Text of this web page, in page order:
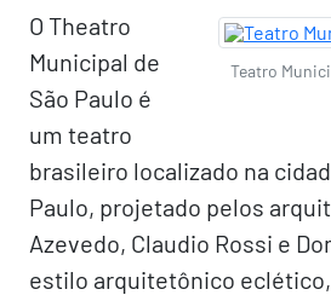
Teatro
O Theatro
Municipal de
São Paulo é
um teatro
brasileiro localizado na
Paulo, projetado pelos
Azevedo, Claudio Rossi e
estilo arquitetônico